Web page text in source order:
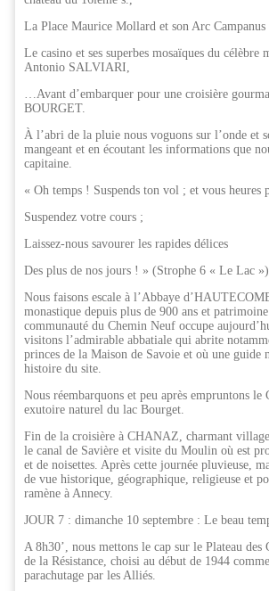
La Place Maurice Mollard et son Arc Campanus
Le casino et ses superbes mosaïques du célèbre
Antonio SALVIARI,
…Avant d’embarquer pour une croisière
BOURGET.
À l’abri de la pluie nous voguons sur l’onde et
mangeant et en écoutant les informations que
capitaine.
« Oh temps ! Suspends ton vol ; et vous heures
Suspendez votre cours ;
Laissez-nous savourer les rapides délices
Des plus de nos jours ! » (Strophe 6 « Le Lac »)
Nous faisons escale à l’Abbaye
monastique depuis plus de 900 ans et
communauté du Chemin Neuf occupe
visitons l’admirable abbatiale qui abrite
princes de la Maison de Savoie et où une guide
histoire du site.
Nous réembarquons et peu après empruntons le
exutoire naturel du lac Bourget.
Fin de la croisière à CHANAZ, charmant
le canal de Savière et visite du Moulin où est
et de noisettes. Après cette journée pluvieuse,
de vue historique, géographique, religieuse et
ramène à Annecy.
JOUR 7 : dimanche 10 septembre : Le beau
A 8h30’, nous mettons le cap sur le Plateau
de la Résistance, choisi au début de 1944
parachutage par les Alliés.